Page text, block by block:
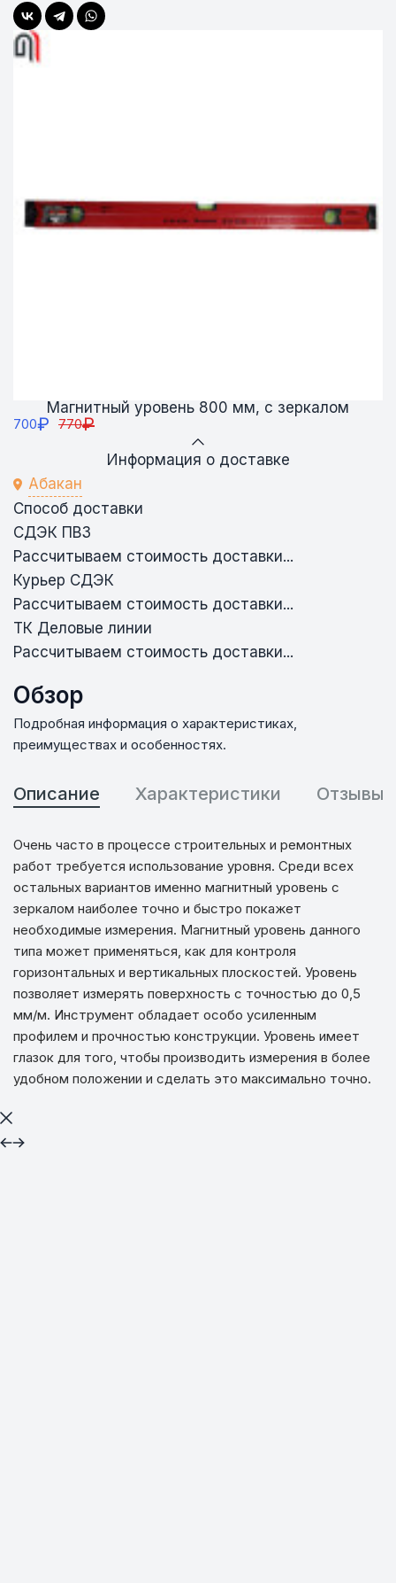
Магнитный уровень 800 мм, с зеркалом
700₽ 770₽
Информация о доставке
Абакан
Способ доставки
СДЭК ПВЗ
Рассчитываем стоимость доставки...
Курьер СДЭК
Рассчитываем стоимость доставки...
ТК Деловые линии
Рассчитываем стоимость доставки...
Обзор
Подробная информация о характеристиках,
преимуществах и особенностях.
Описание Характеристики Отзывы
Очень часто в процессе строительных и ремонтных
работ требуется использование уровня. Среди всех
остальных вариантов именно магнитный уровень с
зеркалом наиболее точно и быстро покажет
необходимые измерения. Магнитный уровень данного
типа может применяться, как для контроля
горизонтальных и вертикальных плоскостей. Уровень
позволяет измерять поверхность с точностью до 0,5
мм/м. Инструмент обладает особо усиленным
профилем и прочностью конструкции. Уровень имеет
глазок для того, чтобы производить измерения в более
удобном положении и сделать это максимально точно.